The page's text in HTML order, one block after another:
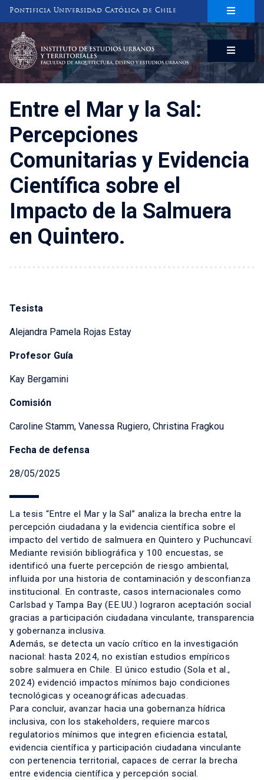
Pontificia Universidad Católica de Chile
INSTITUTO DE ESTUDIOS URBANOS
Y TERRITORIALES
FACULTAD DE ARQUITECTURA, DISEÑO Y ESTUDIOS URBANOS
Entre el Mar y la Sal:
Percepciones
Comunitarias y Evidencia
Científica sobre el
Impacto de la Salmuera
en Quintero.
Tesista
Alejandra Pamela Rojas Estay
Profesor Guía
Kay Bergamini
Comisión
Caroline Stamm, Vanessa Rugiero, Christina Fragkou
Fecha de defensa
28/05/2025
La tesis “Entre el Mar y la Sal” analiza la brecha entre la
percepción ciudadana y la evidencia científica sobre el
impacto del vertido de salmuera en Quintero y Puchuncaví.
Mediante revisión bibliográfica y 100 encuestas, se
identificó una fuerte percepción de riesgo ambiental,
influida por una historia de contaminación y desconfianza
institucional. En contraste, casos internacionales como
Carlsbad y Tampa Bay (EE.UU.) lograron aceptación social
gracias a participación ciudadana vinculante, transparencia
y gobernanza inclusiva.
Además, se detecta un vacío crítico en la investigación
nacional: hasta 2024, no existían estudios empíricos
sobre salmuera en Chile. El único estudio (Sola et al.,
2024) evidenció impactos mínimos bajo condiciones
tecnológicas y oceanográficas adecuadas.
Para concluir, avanzar hacia una gobernanza hídrica
inclusiva, con los stakeholders, requiere marcos
regulatorios mínimos que integren eficiencia estatal,
evidencia científica y participación ciudadana vinculante
con pertenencia territorial, capaces de cerrar la brecha
entre evidencia científica y percepción social.